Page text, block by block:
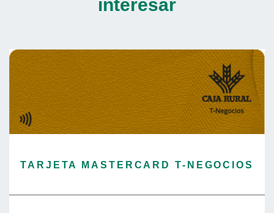
TARJETA MASTERCARD T-NEGOCIOS